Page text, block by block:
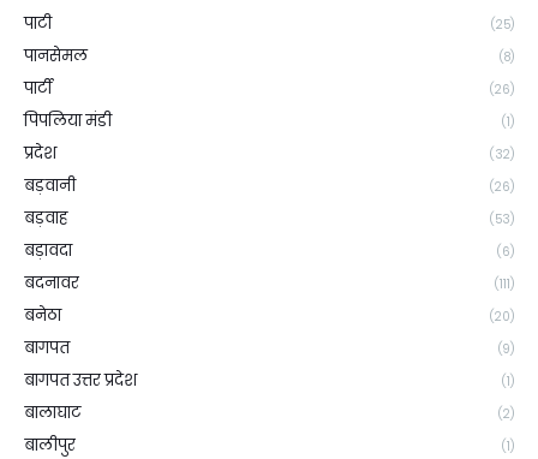
पाटी (25)
पानसेमल (8)
पार्टी (26)
पिपलिया मंडी (1)
प्रदेश (32)
बड़वानी (26)
बड़वाह (53)
बड़ावदा (6)
बदनावर (111)
बनेठा (20)
बागपत (9)
बागपत उत्तर प्रदेश (1)
बालाघाट (2)
बालीपुर (1)